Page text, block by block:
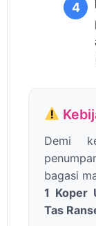
Demi
bagasi
1 Koper
Tas